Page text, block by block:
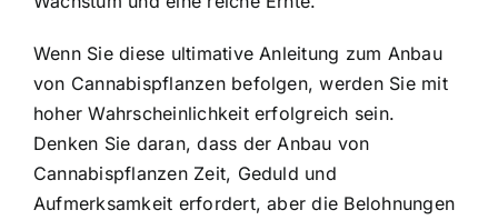
Wenn Sie diese ultimative Anleitung zum Anbau
von Cannabispflanzen befolgen, werden Sie mit
hoher Wahrscheinlichkeit erfolgreich sein.
Denken Sie daran, dass der Anbau von
Cannabispflanzen Zeit, Geduld und
Aufmerksamkeit erfordert, aber die Belohnungen